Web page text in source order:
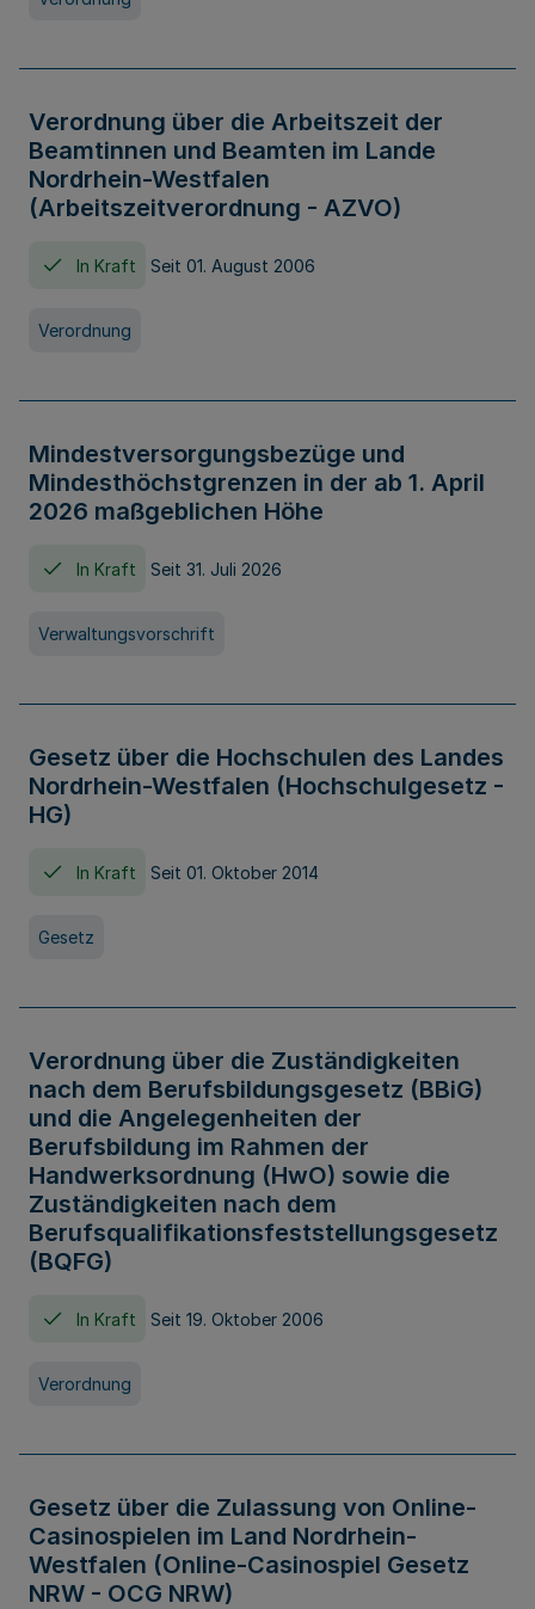
Verordnung über die Arbeitszeit der
Beamtinnen und Beamten im Lande
Nordrhein-Westfalen
(Arbeitszeitverordnung - AZVO)
In Kraft Seit 01. August 2006
Verordnung
Mindestversorgungsbezüge und
Mindesthöchstgrenzen in der ab 1. April
2026 maßgeblichen Höhe
In Kraft Seit 31. Juli 2026
Verwaltungsvorschrift
Gesetz über die Hochschulen des Landes
Nordrhein-Westfalen (Hochschulgesetz -
HG)
In Kraft Seit 01. Oktober 2014
Gesetz
Verordnung über die Zuständigkeiten
nach dem Berufsbildungsgesetz (BBiG)
und die Angelegenheiten der
Berufsbildung im Rahmen der
Handwerksordnung (HwO) sowie die
Zuständigkeiten nach dem
Berufsqualifikationsfeststellungsgesetz
(BQFG)
In Kraft Seit 19. Oktober 2006
Verordnung
Gesetz über die Zulassung von Online-
Casinospielen im Land Nordrhein-
Westfalen (Online-Casinospiel Gesetz
NRW - OCG NRW)